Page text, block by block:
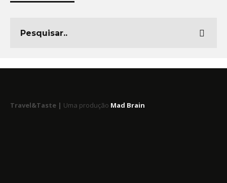
Travel&Taste | Uma produção Mad Brain